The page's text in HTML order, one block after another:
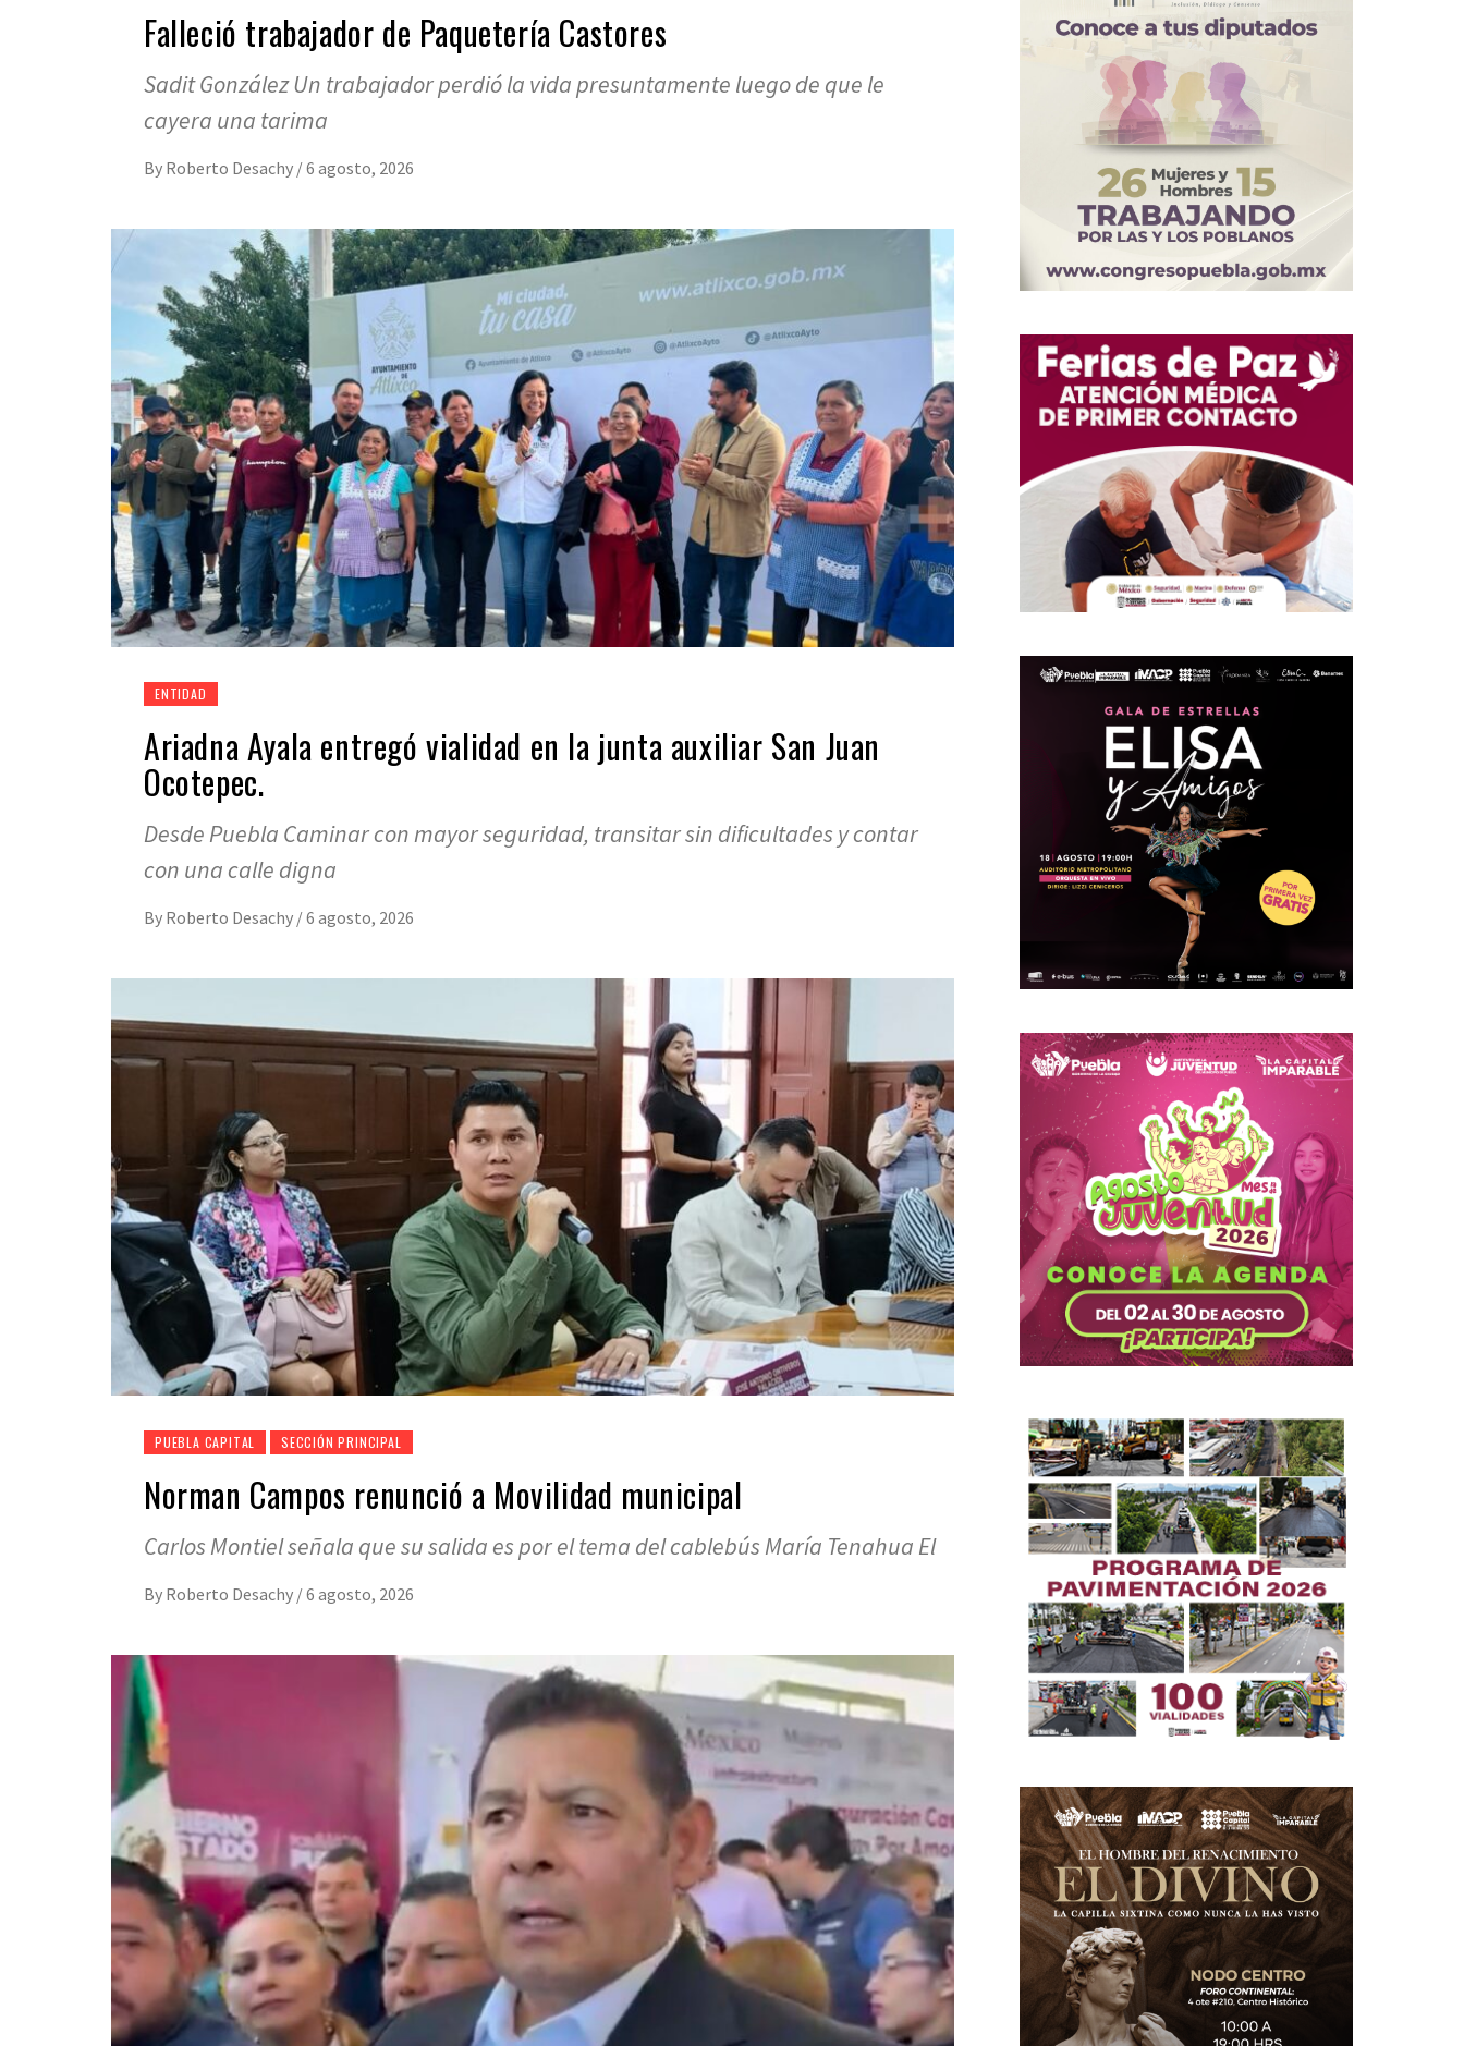
Falleció trabajador de Paquetería Castores
Sadit González Un trabajador perdió la vida presuntamente luego de que le
cayera una tarima
By Roberto Desachy /6 agosto, 2026
ENTIDAD
Ariadna Ayala entregó vialidad en la junta auxiliar San Juan
Ocotepec.
Desde Puebla Caminar con mayor seguridad, transitar sin dificultades y contar
con una calle digna
By Roberto Desachy /6 agosto, 2026
PUEBLA CAPITAL SECCIÓN PRINCIPAL
Norman Campos renunció a Movilidad municipal
Carlos Montiel señala que su salida es por el tema del cablebús María Tenahua El
By Roberto Desachy /6 agosto, 2026